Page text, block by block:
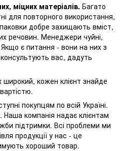
міцних матеріалів. Багато
для повторного використання,
добре захищають вміст,
речовин. Менеджери чуйні,
є питання - вони на них з
вас, дадуть
широкий, кожен клієнт знайде
покупцям по всій Україні.
Наша компанія надає клієнтам
підтримки. Всі проблеми ми
продукції у нас - це
хороший товар.